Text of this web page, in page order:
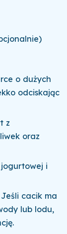
o dużych
odciskając
z
oraz
i
cacik ma
lub lodu,